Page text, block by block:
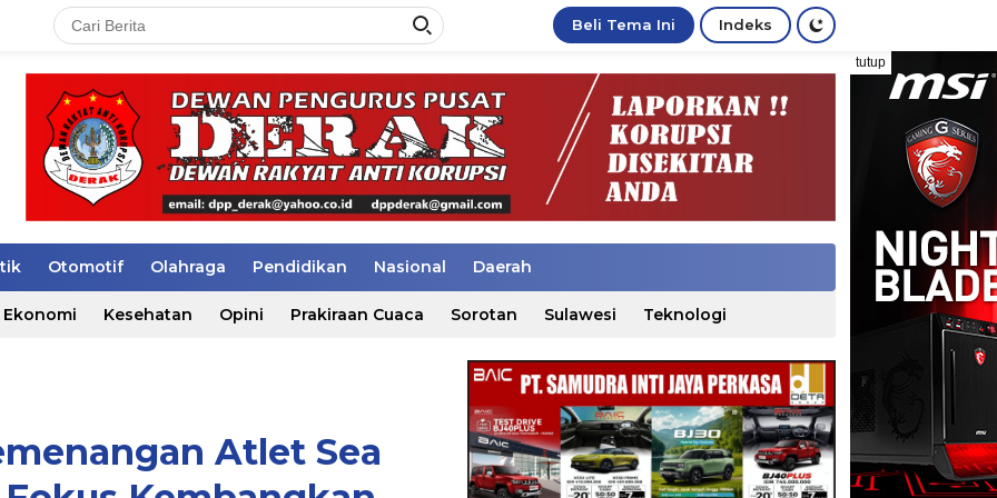
Beli Tema Ini Indeks
tutup
Otomotif Olahraga Pendidikan Nasional Daerah
Ekonomi Kesehatan Opini Prakiraan Cuaca Sorotan Sulawesi Teknologi
Atlet Sea